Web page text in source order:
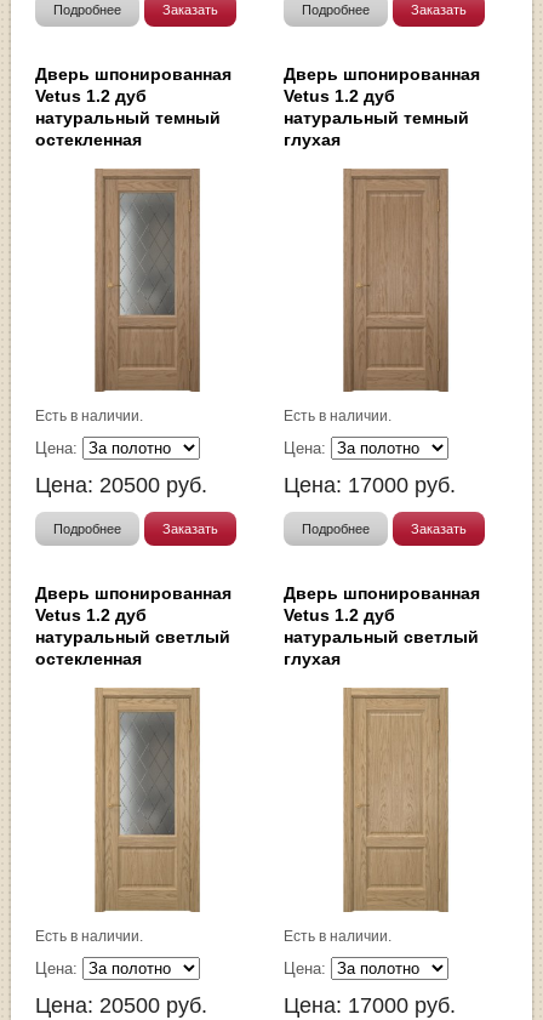
Подробнее Заказать Подробнее Заказать
Дверь шпонированная
Vetus 1.2 дуб
натуральный темный
остекленная
Есть в наличии.
Цена:
Цена: 20500 руб.
Подробнее Заказать
Дверь шпонированная
Vetus 1.2 дуб
натуральный темный
глухая
Есть в наличии.
Цена:
Цена: 17000 руб.
Подробнее Заказать
Дверь шпонированная
Vetus 1.2 дуб
натуральный светлый
остекленная
Есть в наличии.
Цена:
Цена: 20500 руб.
Дверь шпонированная
Vetus 1.2 дуб
натуральный светлый
глухая
Есть в наличии.
Цена:
Цена: 17000 руб.